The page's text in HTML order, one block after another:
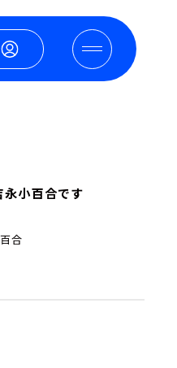
永小百合です
合